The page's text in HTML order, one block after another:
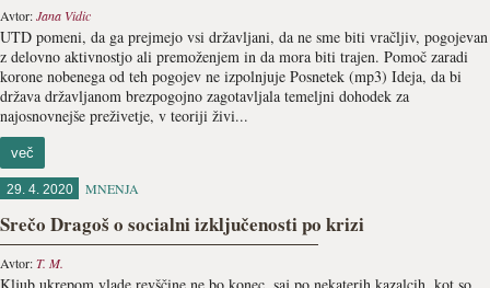
Avtor:Jana Vidic
UTD pomeni, da ga prejmejo vsi državljani, da ne sme biti vračljiv, pogojevan
z delovno aktivnostjo ali premoženjem in da mora biti trajen. Pomoč zaradi
korone nobenega od teh pogojev ne izpolnjuje Posnetek (mp3) Ideja, da bi
država državljanom brezpogojno zagotavljala temeljni dohodek za
najosnovnejše preživetje, v teoriji živi...
več
29. 4. 2020 MNENJA
Srečo Dragoš o socialni izključenosti po krizi
Avtor:T. M.